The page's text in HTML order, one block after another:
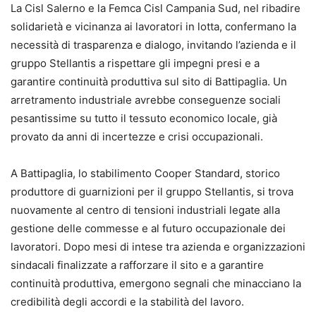
La Cisl Salerno e la Femca Cisl Campania Sud, nel ribadire
solidarietà e vicinanza ai lavoratori in lotta, confermano la
necessità di trasparenza e dialogo, invitando l’azienda e il
gruppo Stellantis a rispettare gli impegni presi e a
garantire continuità produttiva sul sito di Battipaglia. Un
arretramento industriale avrebbe conseguenze sociali
pesantissime su tutto il tessuto economico locale, già
provato da anni di incertezze e crisi occupazionali.
A Battipaglia, lo stabilimento Cooper Standard, storico
produttore di guarnizioni per il gruppo Stellantis, si trova
nuovamente al centro di tensioni industriali legate alla
gestione delle commesse e al futuro occupazionale dei
lavoratori. Dopo mesi di intese tra azienda e organizzazioni
sindacali finalizzate a rafforzare il sito e a garantire
continuità produttiva, emergono segnali che minacciano la
credibilità degli accordi e la stabilità del lavoro.